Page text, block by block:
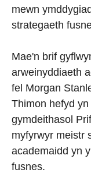
mewn
strategaeth
Mae'n brif
arweinyddiaeth
fel Morgan
Thimon hefyd
gymdeithasol
myfyrwyr meistr
academaidd yn
fusnes.